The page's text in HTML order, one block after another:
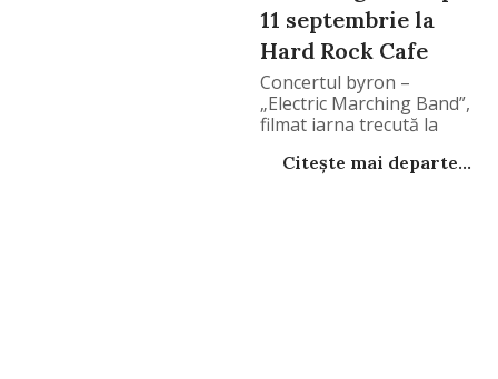
11 septembrie la
Hard Rock Cafe
Concertul byron –
„Electric Marching Band”,
filmat iarna trecută la
Citește mai departe...